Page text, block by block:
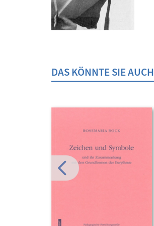
DAS KÖNNTE SIE